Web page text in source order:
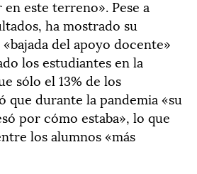
este terreno». Pese a
ha mostrado su
del apoyo docente»
los estudiantes en la
sólo el 13% de los
que durante la pandemia «su
por cómo estaba», lo que
los alumnos «más